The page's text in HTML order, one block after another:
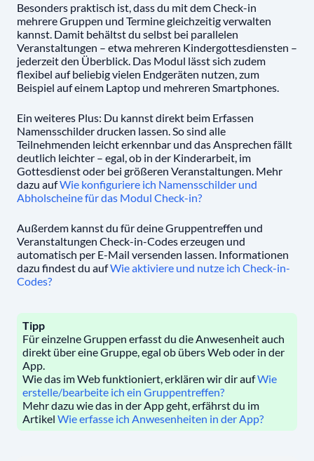
Besonders praktisch ist, dass du mit dem Check-in
mehrere Gruppen und Termine gleichzeitig verwalten
kannst. Damit behältst du selbst bei parallelen
Veranstaltungen – etwa mehreren Kindergottesdiensten –
jederzeit den Überblick. Das Modul lässt sich zudem
flexibel auf beliebig vielen Endgeräten nutzen, zum
Beispiel auf einem Laptop und mehreren Smartphones.
Ein weiteres Plus: Du kannst direkt beim Erfassen
Namensschilder drucken lassen. So sind alle
Teilnehmenden leicht erkennbar und das Ansprechen fällt
deutlich leichter – egal, ob in der Kinderarbeit, im
Gottesdienst oder bei größeren Veranstaltungen. Mehr
dazu aufWie konfiguriere ich Namensschilder und
Abholscheine für das Modul Check-in?
Außerdem kannst du für deine Gruppentreffen und
Veranstaltungen Check-in-Codes erzeugen und
automatisch per E-Mail versenden lassen. Informationen
dazu findest du aufWie aktiviere und nutze ich Check-in-
Codes?
Tipp
Für einzelne Gruppen erfasst du die Anwesenheit auch
direkt über eine Gruppe, egal ob übers Web oder in der
App.
Wie das im Web funktioniert, erklären wir dir aufWie
erstelle/bearbeite ich ein Gruppentreffen?
Mehr dazu wie das in der App geht, erfährst du im
Artikel Wie erfasse ich Anwesenheiten in der App?